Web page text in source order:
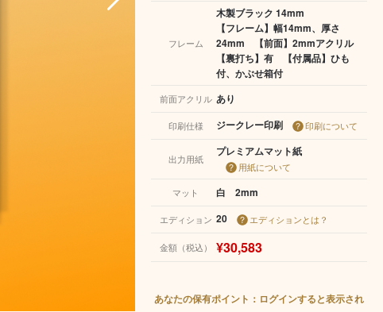
フレーム
木製ブラック 14mm
【フレーム】幅14mm、厚さ
24mm 【前面】2mmアクリル
【裏打ち】有 【付属品】ひも
付、かぶせ箱付
前面アクリル あり
印刷仕様 ジークレー印刷 印刷について
出力用紙
プレミアムマット紙
用紙について
マット
白 2mm
エディション 20 エディションとは？
金額（税込） ¥30,583
あなたの保有ポイント：ログインすると表示され